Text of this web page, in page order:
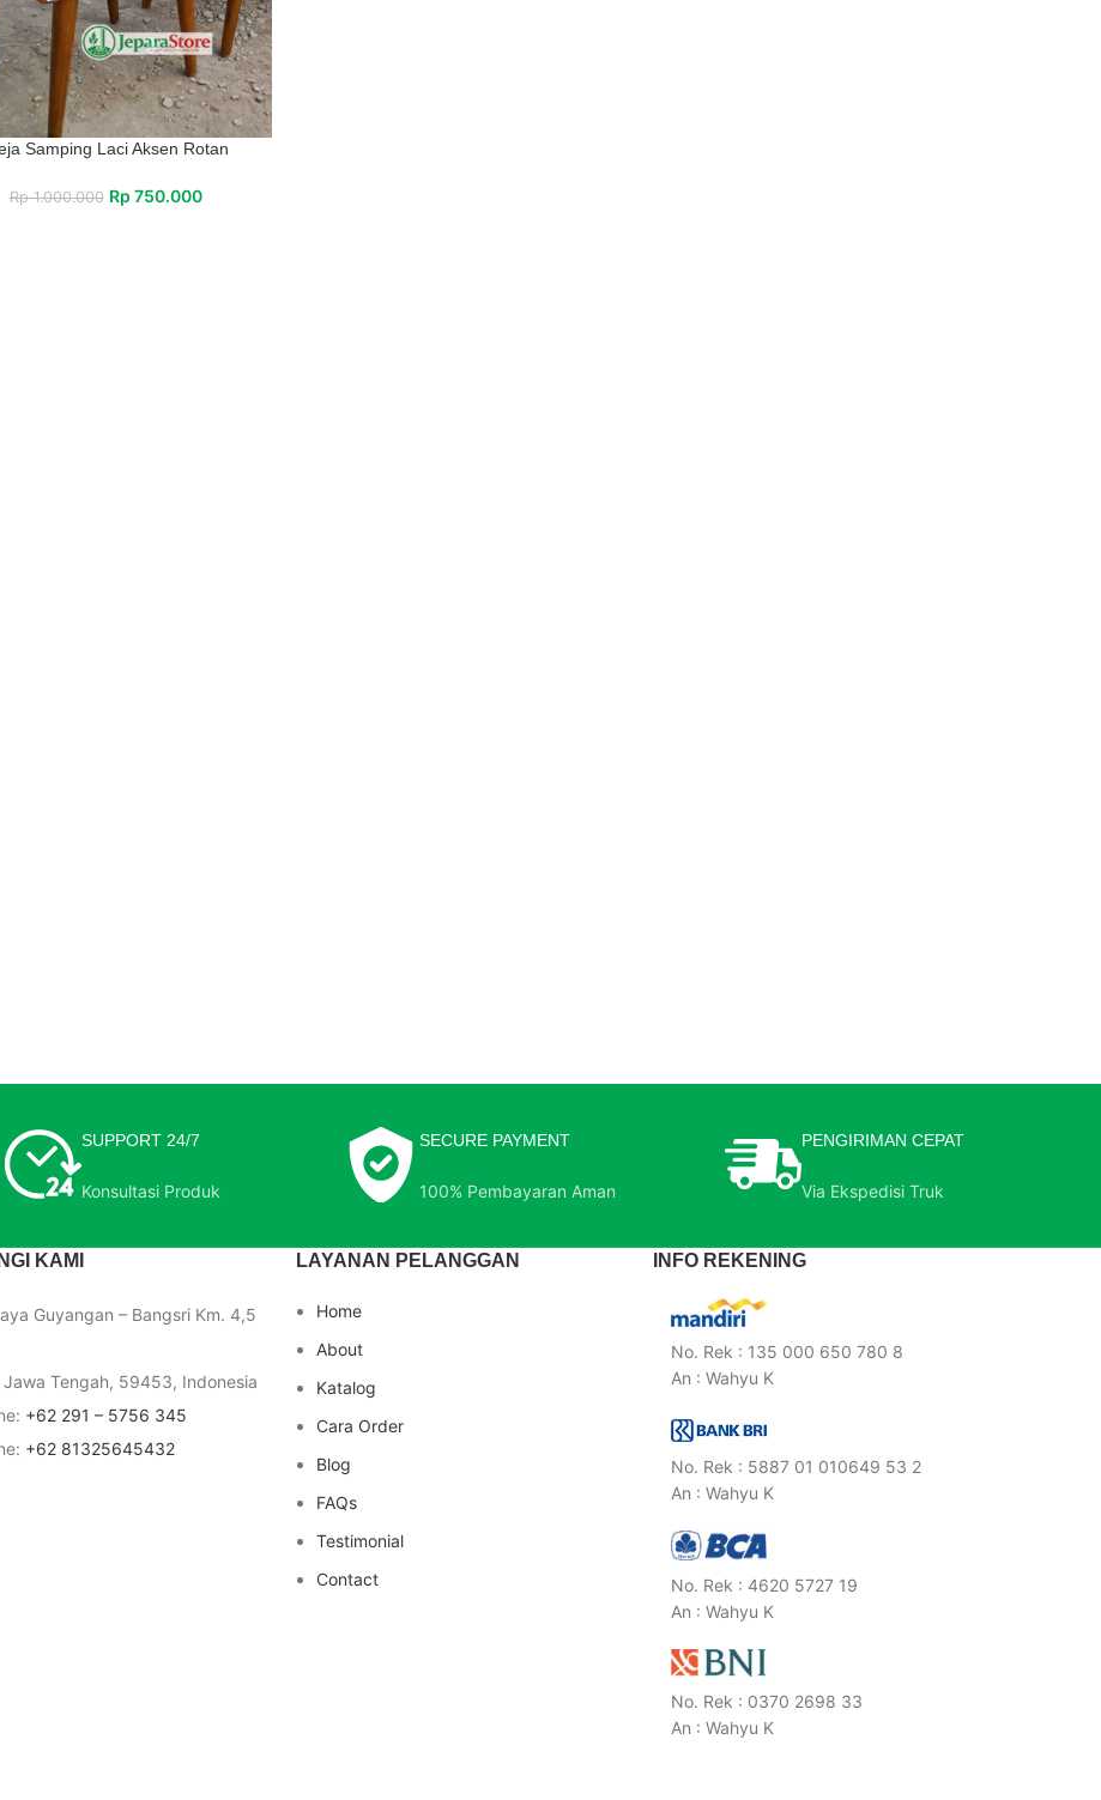
Samping Laci Aksen Rotan
Rp1.000.000 Rp 750.000
SUPPORT 24/7
Konsultasi Produk
SECURE PAYMENT
100% Pembayaran Aman
PENGIRIMAN CEPAT
Via Ekspedisi Truk
KAMI
Guyangan – Bangsri Km. 4,5
Tengah, 59453, Indonesia
+62 291 – 5756 345
+62 81325645432
LAYANAN PELANGGAN
Home
About
Katalog
Cara Order
Blog
FAQs
Testimonial
Contact
INFO REKENING
No. Rek : 135 000 650 780 8
An : Wahyu K
No. Rek : 5887 01 010649 53 2
An : Wahyu K
No. Rek : 4620 5727 19
An : Wahyu K
No. Rek : 0370 2698 33
An : Wahyu K